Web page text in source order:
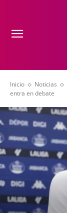
Inicio Noticias
entra en debate